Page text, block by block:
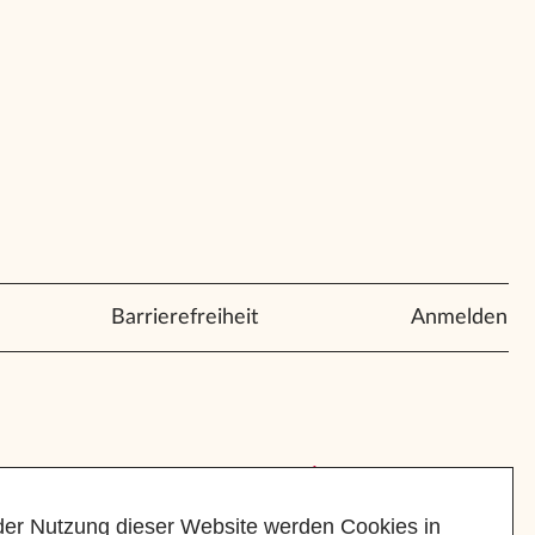
Barrierefreiheit Anmelden
Nutzung dieser Website werden Cookies in